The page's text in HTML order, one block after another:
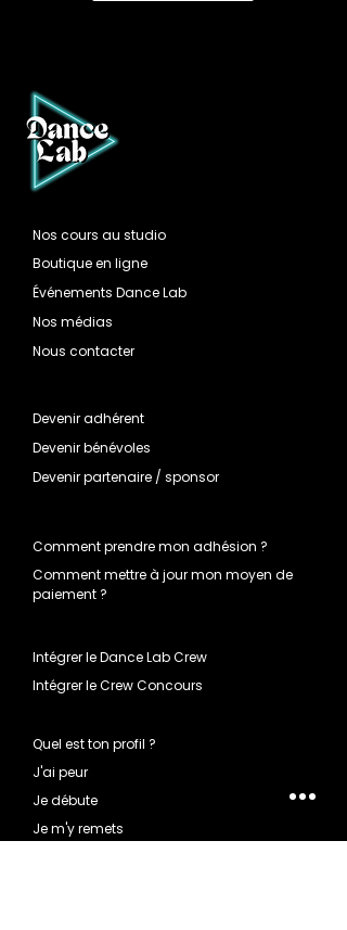
Nos cours au studio
Boutique en ligne
Événements Dance Lab
Nos médias
Nous contacter
Devenir adhérent
Devenir bénévoles
Devenir partenaire / sponsor
Comment prendre mon adhésion ?
Comment mettre à jour mon moyen de
paiement ?
Intégrer le Dance Lab Crew
Intégrer le Crew Concours
Quel est ton profil ?
J'ai peur
Je débute
Je m'y remets